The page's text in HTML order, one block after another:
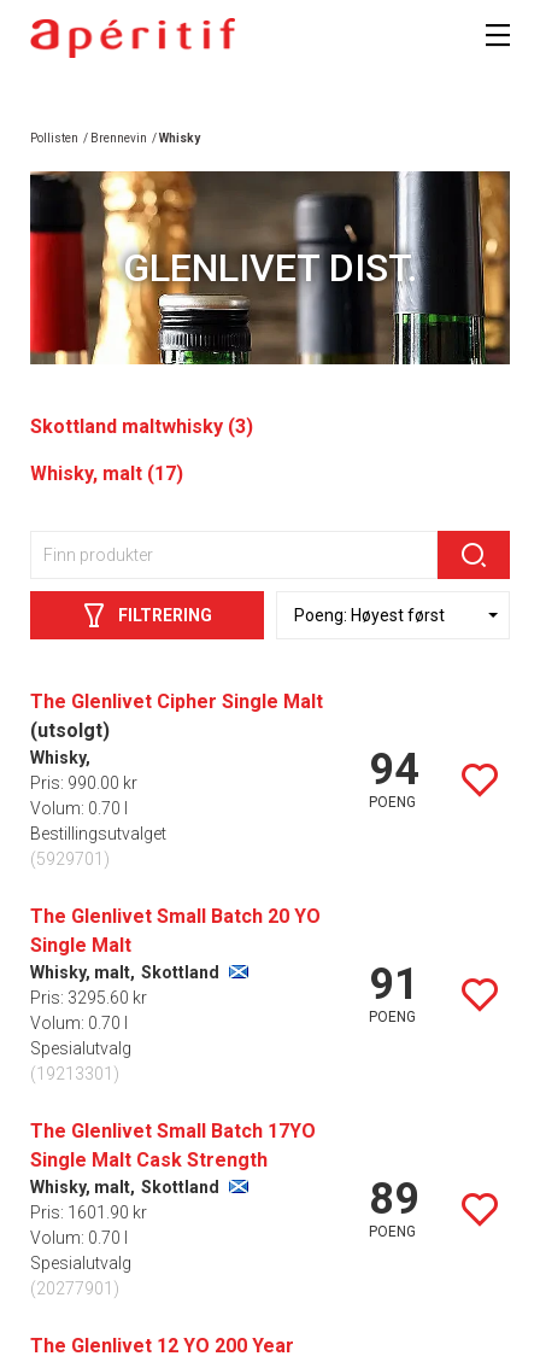
Pollisten / Brennevin /Whisky
GLENLIVET DIST.
Skottland maltwhisky (3)
Whisky, malt (17)
FILTRERING
The Glenlivet Cipher Single Malt
(utsolgt)
Whisky,
Pris: 990.00 kr
Volum: 0.70 l
Bestillingsutvalget
(5929701)
94
POENG
The Glenlivet Small Batch 20 YO
Single Malt
Whisky, malt, Skottland
Pris: 3295.60 kr
Volum: 0.70 l
Spesialutvalg
(19213301)
91
POENG
The Glenlivet Small Batch 17YO
Single Malt Cask Strength
Whisky, malt, Skottland
Pris: 1601.90 kr
Volum: 0.70 l
Spesialutvalg
(20277901)
89
POENG
The Glenlivet 12 YO 200 Year